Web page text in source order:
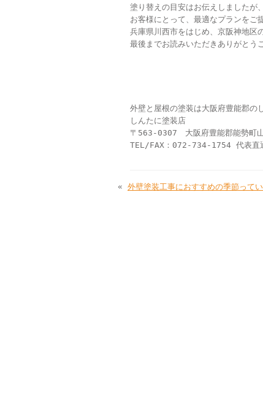
塗り替えの目安はお伝えしましたが
お客様にとって、最適なプランをご
兵庫県川西市をはじめ、京阪神地区
最後までお読みいただきありがとう
外壁と屋根の塗装は大阪府豊能郡の
しんたに塗装店
〒563-0307 大阪府豊能郡能勢町
TEL/FAX：072-734-1754 代表
« 外壁塗装工事におすすめの季節ってい